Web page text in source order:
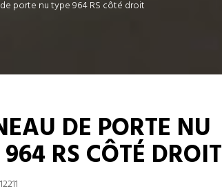
porte nu type 964 RS côté droit
DE PORTE NU
RS CÔTÉ DROIT